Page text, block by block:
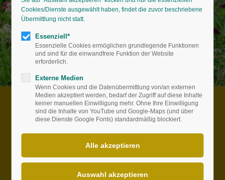
Mehr als 1.500 verschiedene
Staudenarten und Sorten kultivieren
wir durchschnittlich.
Artenreich
Cookies/Dienste ausgewählt haben, findet die zuvor beschriebene
Übermittlung nicht statt.
Essenziell*
Essenzielle Cookies ermöglichen grundlegende Funktionen
und sind für die einwandfreie Funktion der Website
erforderlich.
Externe Medien
Wenn Cookies und die Datenübermittlung von/an externen
Medien akzeptiert werden, bedarf der Zugriff auf diese Inhalte
keiner manuellen Einwilligung mehr. Ohne Ihre Einwilligung
sind die Inhalte von YouTube und Google-Maps (und über
diese Dienste Google Fonts) standardmäßig blockiert.